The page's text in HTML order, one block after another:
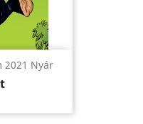
2021 Nyár